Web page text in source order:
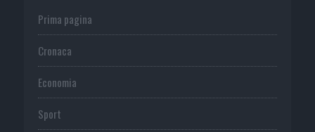
Prima pagina
Cronaca
Economia
Sport